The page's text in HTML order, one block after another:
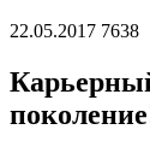
22.05.2017 7638